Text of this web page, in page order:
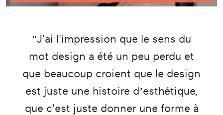
"J'ai l'impression que le sens du
mot design a été un peu perdu et
que beaucoup croient que le design
est juste une histoire d’esthétique,
que c'est juste donner une forme à